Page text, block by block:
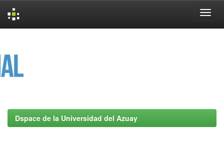
Dspace de la Universidad del Azuay